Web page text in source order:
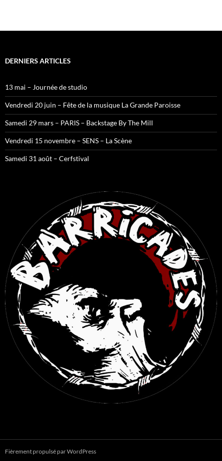
DERNIERS ARTICLES
13 mai – Journée de studio
Vendredi 20 juin – Fête de la musique La Grande Paroisse
Samedi 29 mars – PARIS – Backstage By The Mill
Vendredi 15 novembre – SENS – La Scène
Samedi 31 août – Cerfstival
Fièrement propulsé par WordPress